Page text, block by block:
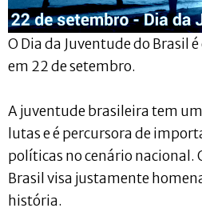
O Dia da Juventude do Brasil
em 22 de setembro.
A juventude brasileira tem
lutas e é percursora de
políticas no cenário nacional.
Brasil visa justamente
história.